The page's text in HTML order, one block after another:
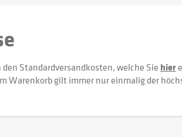
Standardversandkosten, welche Sie hier
Warenkorb gilt immer nur einmalig der